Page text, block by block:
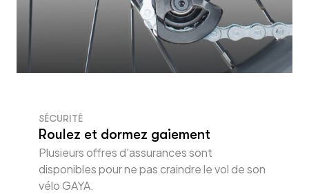
SÉCURITÉ
Roulez et dormez gaiement
Plusieurs offres d'assurances sont
disponibles pour ne pas craindre le vol de son
vélo GAYA.